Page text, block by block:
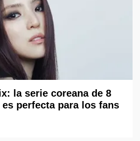
la serie coreana de 8
perfecta para los fans